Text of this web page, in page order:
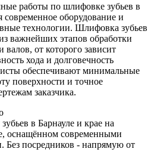
работы по шлифовке зубьев в
современное оборудование и
технологии. Шлифовка зубьев
важнейших этапов обработки
валов, от которого зависит
хода и долговечность
обеспечивают минимальные
поверхности и точное
заказчика.
в Барнауле и крае на
оснащённом современными
посредников - напрямую от